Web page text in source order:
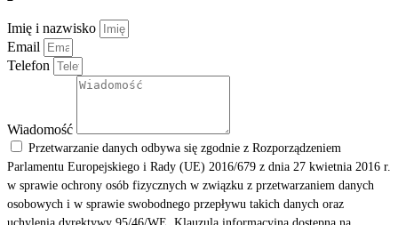
Imię i nazwisko
Email
Telefon
Wiadomość
Przetwarzanie danych odbywa się zgodnie z Rozporządzeniem
Parlamentu Europejskiego i Rady (UE) 2016/679 z dnia 27 kwietnia 2016 r.
w sprawie ochrony osób fizycznych w związku z przetwarzaniem danych
osobowych i w sprawie swobodnego przepływu takich danych oraz